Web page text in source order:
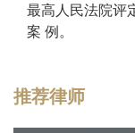
最高人民法院评
案 例。
推荐律师